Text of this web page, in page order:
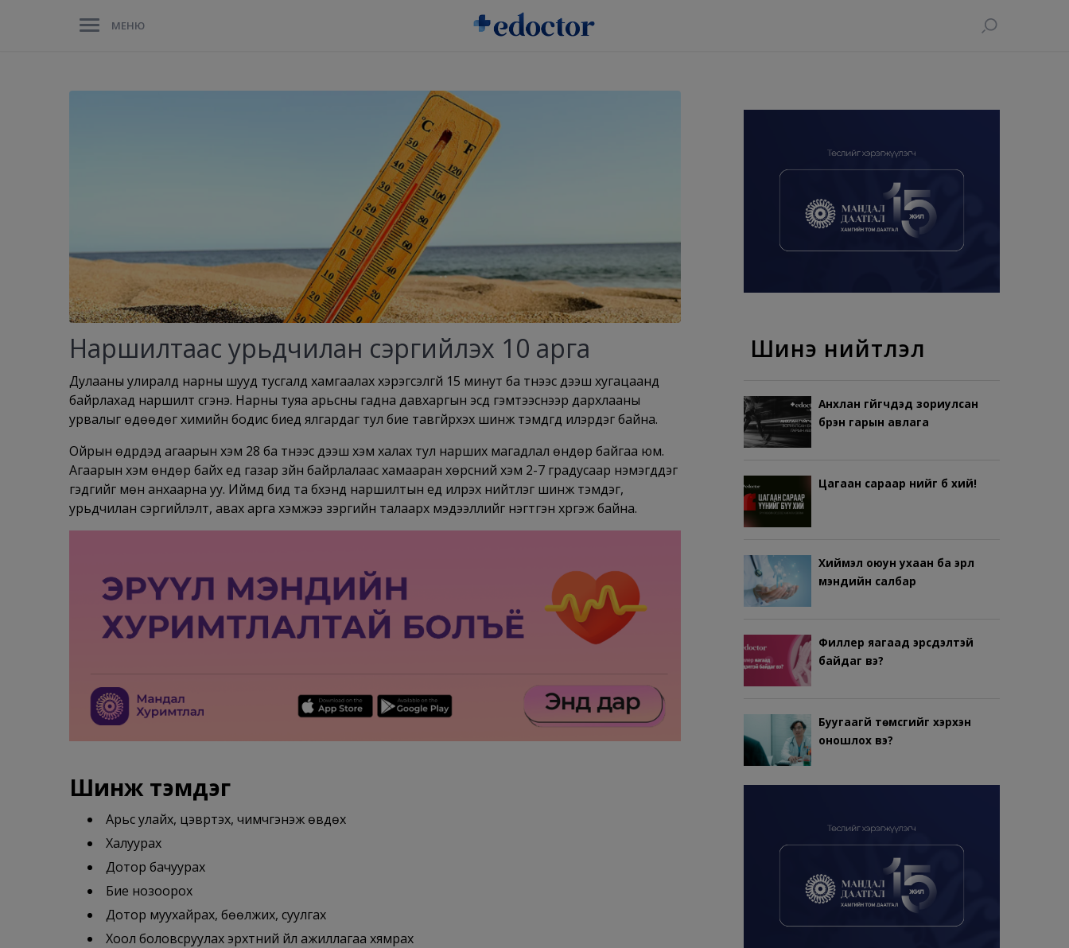
МЕНЮ
Наршилтаас урьдчилан сэргийлэх 10 арга
Дулааны улиралд нарны шууд тусгалд хамгаалах хэрэгсэлгүй 15 минут ба түүнээс дээш хугацаанд
байрлахад наршилт үүсгэнэ. Нарны туяа арьсны гадна давхаргын эсүүд гэмтээснээр дархлааны
урвалыг өдөөдөг химийн бодис биед ялгардаг тул бие тавгүйрхэх шинж тэмдгүүд илэрдэг байна.
Ойрын өдрүүдэд агаарын хэм 28 ба түүнээс дээш хэм халах тул нарших магадлал өндөр байгаа юм.
Агаарын хэм өндөр байх үед газар зүйн байрлалаас хамааран хөрсний хэм 2-7 градусаар нэмэгддэг
гэдгийг мөн анхаарна уу. Иймд бид та бүхэнд наршилтын үед илрэх нийтлэг шинж тэмдэг,
урьдчилан сэргийлэлт, авах арга хэмжээ зэргийн талаарх мэдээллийг нэгтгэн хүргэж байна.
Шинж тэмдэг
Арьс улайх, цэврүүтэх, чимчгэнэж өвдөх
Халуурах
Дотор бачуурах
Бие нозоорох
Дотор муухайрах, бөөлжих, суулгах
Хоол боловсруулах эрхтний үйл ажиллагаа хямрах
Шинэ нийтлэл
Анхлан гүйгчдэд зориулсан
бүрэн гарын авлага
Цагаан сараар үүнийг бүү хий!
Хиймэл оюун ухаан ба эрүүл
мэндийн салбар
Филлер яагаад эрсдэлтэй
байдаг вэ?
Буугаагүй төмсгийг хэрхэн
оношлох вэ?